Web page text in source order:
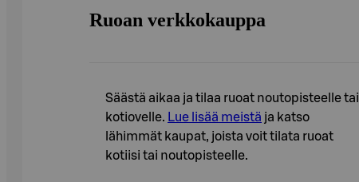
Ruoan verkkokauppa
Säästä aikaa ja tilaa ruoat noutopisteelle tai
kotiovelle. Lue lisää meistä ja katso
lähimmät kaupat, joista voit tilata ruoat
kotiisi tai noutopisteelle.